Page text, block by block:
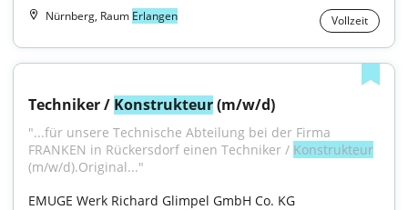
Nürnberg, Raum Erlangen Vollzeit
Techniker / Konstrukteur (m/w/d)
"...für unsere Technische Abteilung bei der Firma
FRANKEN in Rückersdorf einen Techniker / Konstrukteur
(m/w/d).Original..."
EMUGE Werk Richard Glimpel GmbH Co. KG